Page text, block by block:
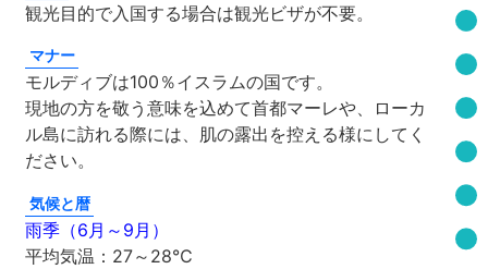
観光目的で入国する場合は観光ビザが不要。
マナー
モルディブは100％イスラムの国です。
現地の方を敬う意味を込めて首都マーレや、ローカ
ル島に訪れる際には、肌の露出を控える様にしてく
ださい。
気候と暦
雨季（6月～9月）
平均気温：27～28℃